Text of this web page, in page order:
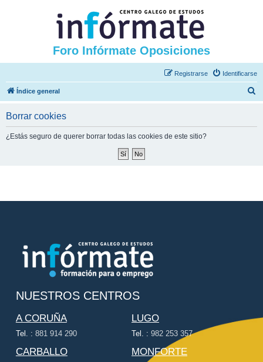
Foro Infórmate Oposiciones
Identificarse
Registrarse
Índice general
Borrar cookies
¿Estás seguro de querer borrar todas las cookies de este sitio?
NUESTROS CENTROS
A CORUÑA
Tel. : 881 914 290
CARBALLO
LUGO
Tel. : 982 253 357
MONFORTE